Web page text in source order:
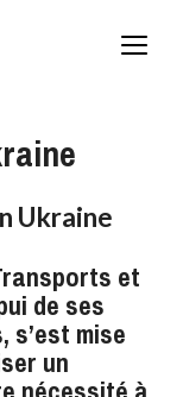
Ukraine
et
de ses
mise
un